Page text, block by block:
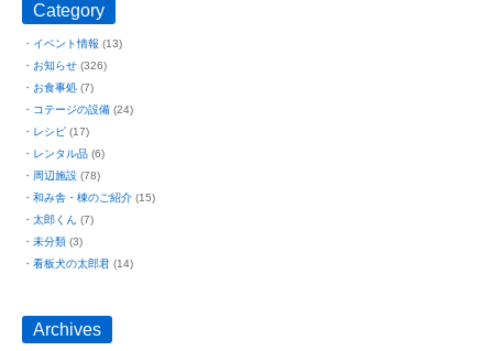
Category
イベント情報 (13)
お知らせ (326)
お食事処 (7)
コテージの設備 (24)
レシピ (17)
レンタル品 (6)
周辺施設 (78)
和み舎・棟のご紹介 (15)
太郎くん (7)
未分類 (3)
看板犬の太郎君 (14)
Archives